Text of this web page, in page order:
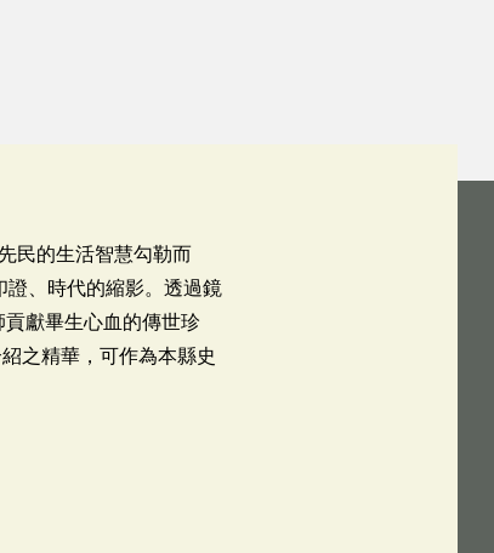
民的生活智慧勾勒而
、時代的縮影。透過鏡
獻畢生心血的傳世珍
之精華，可作為本縣史